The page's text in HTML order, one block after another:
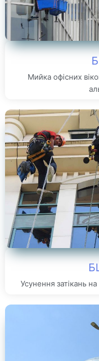
Мийка офісних
Усунення затікань